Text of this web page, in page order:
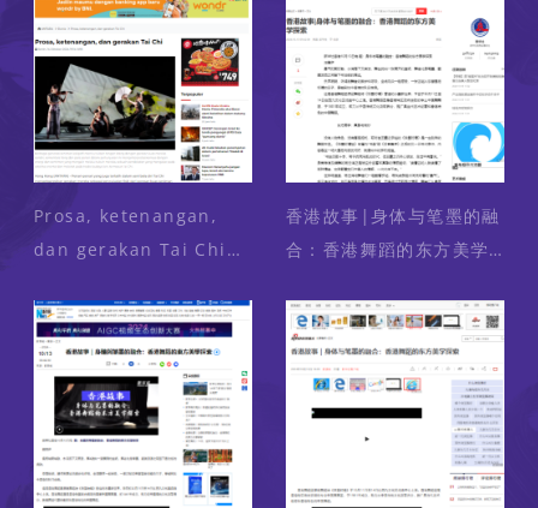
cursive calligraphy
(Media: Hong Kong
Herald) 2024-10-14
China dalam
pertunjukan tari
(Media: Wartabuana)
2024-10-14
Prosa, ketenangan,
dan gerakan Tai Chi
2024-10-14
香港故事|身体与笔墨的融
合：香港舞蹈的东方美学
2024-10-13